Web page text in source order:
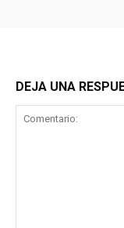
DEJA UNA